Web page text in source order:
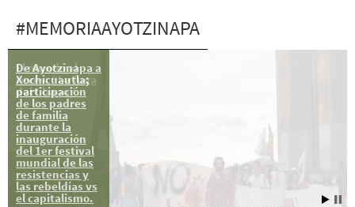
#MEMORIAAYOTZINAPA
De Ayotzinapa a
Xochicuautla;
participación
de los padres
de familia
durante la
inauguración
del 1er festival
mundial de las
resistencias y
las rebeldías vs
el capitalismo.
El mundo al
revés: “La fuga
del Chapo”